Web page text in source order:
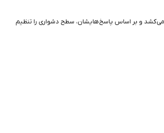
می‌کشد و بر اساس پاسخ‌هایشان، سطح دشواری را تنظیم